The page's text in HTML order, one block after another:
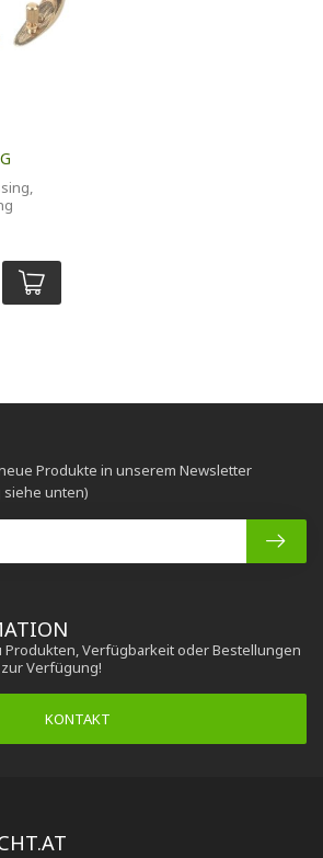
Produkten, Verfügbarkeit oder Bestellungen
Verfügung!
KONTAKT
Produkte in unserem Newsletter
unten)